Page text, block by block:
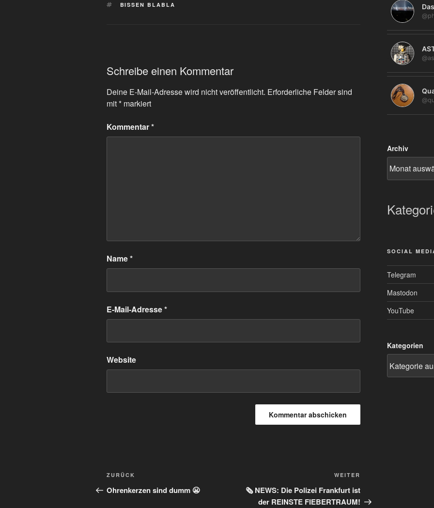
SCHLAGWÖRTER
BISSEN BLABLA
Schreibe einen Kommentar
Deine E-Mail-Adresse wird nicht veröffentlicht. Erforderliche Felder sind
mit* markiert
Kommentar*
Name*
E-Mail-Adresse*
Website
Beitragsnavigation
Vorheriger
Beitrag
ZURÜCK
Ohrenkerzen sind dumm 😬
Beitrag
WEITER
🗞️ NEWS: Die Polizei Frankfurt ist
der REINSTE FIEBERTRAUM!
Archiv
SOCIAL
Telegram
Mastodon
YouTube
Kategorien